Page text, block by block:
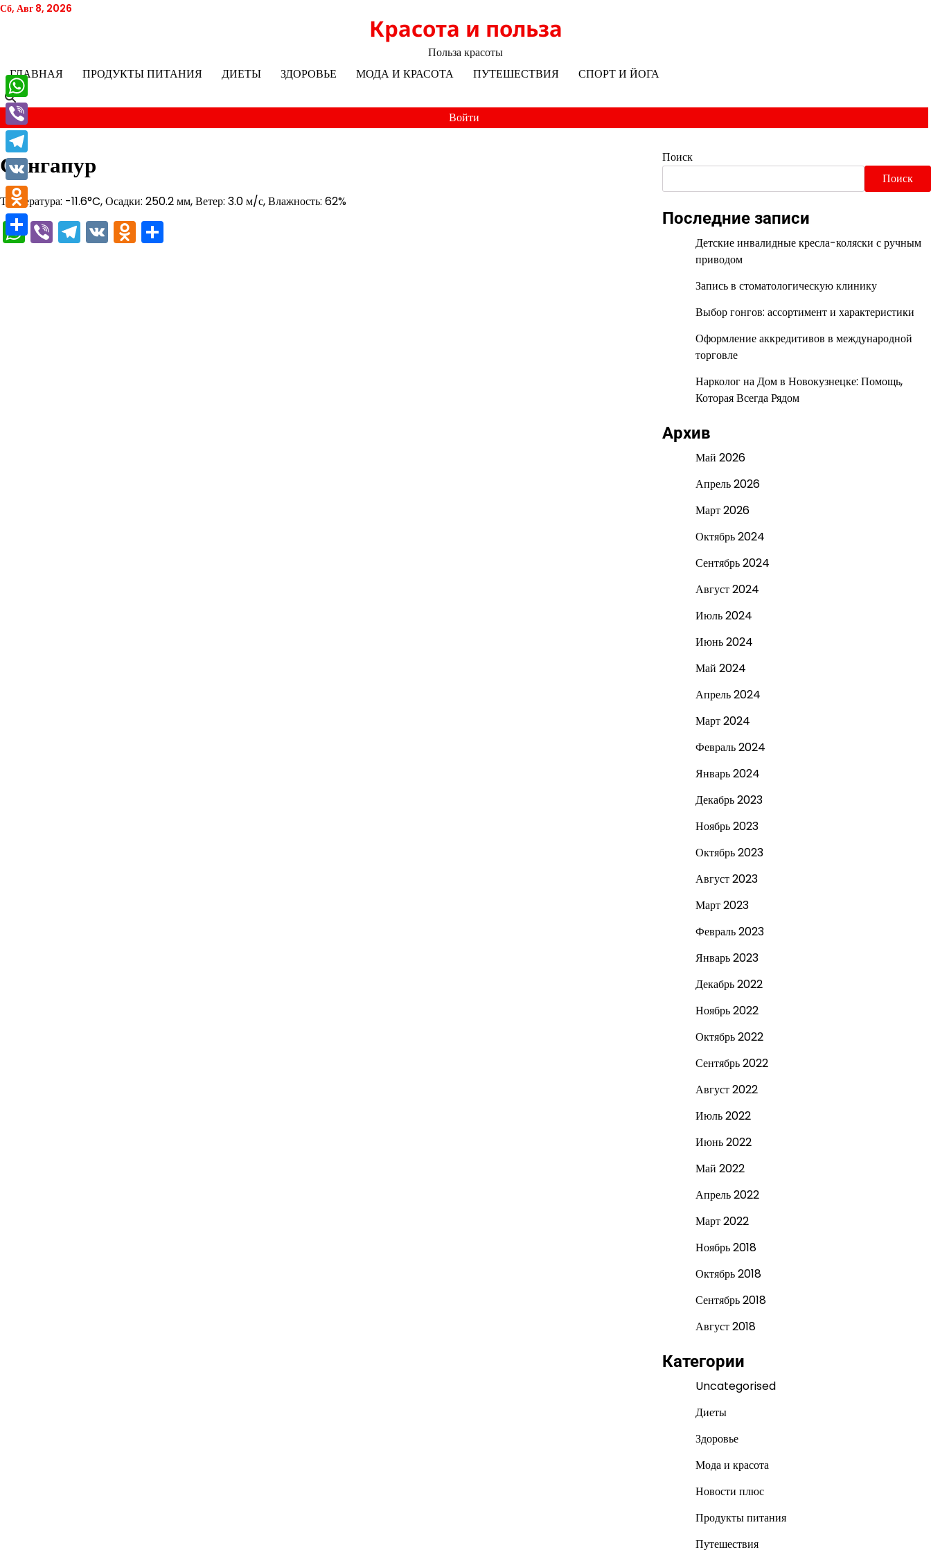
Перейти
Сб, Авг 8, 2026
Красота и польза
Польза красоты
ГЛАВНАЯ
ПРОДУКТЫ ПИТАНИЯ ДИЕТЫ ЗДОРОВЬЕ МОДА И КРАСОТА ПУТЕШЕСТВИЯ СПОРТ И ЙОГА
Войти
Сингапур
Температура: -11.6°C, Осадки: 250.2 мм, Ветер: 3.0 м/с, Влажность: 62%
WhatsApp
ViberTelegram
VKOdnoklassniki
Поиск
Поиск
Последние записи
Детские инвалидные кресла-коляски с ручным
приводом
Запись в стоматологическую клинику
Выбор гонгов: ассортимент и характеристики
Оформление аккредитивов в международной
торговле
Нарколог на Дом в Новокузнецке: Помощь,
Которая Всегда Рядом
Архив
Май 2026
Апрель 2026
Март 2026
Октябрь 2024
Сентябрь 2024
Август 2024
Июль 2024
Июнь 2024
Май 2024
Апрель 2024
Март 2024
Февраль 2024
Январь 2024
Декабрь 2023
Ноябрь 2023
Октябрь 2023
Август 2023
Март 2023
Февраль 2023
Январь 2023
Декабрь 2022
Ноябрь 2022
Октябрь 2022
Сентябрь 2022
Август 2022
Июль 2022
Июнь 2022
Май 2022
Апрель 2022
Март 2022
Ноябрь 2018
Октябрь 2018
Сентябрь 2018
Август 2018
Категории
Uncategorised
Диеты
Здоровье
Мода и красота
Новости плюс
Продукты питания
Путешествия
WhatsApp
Viber
Telegram
VK
Odnoklassniki
Отправить